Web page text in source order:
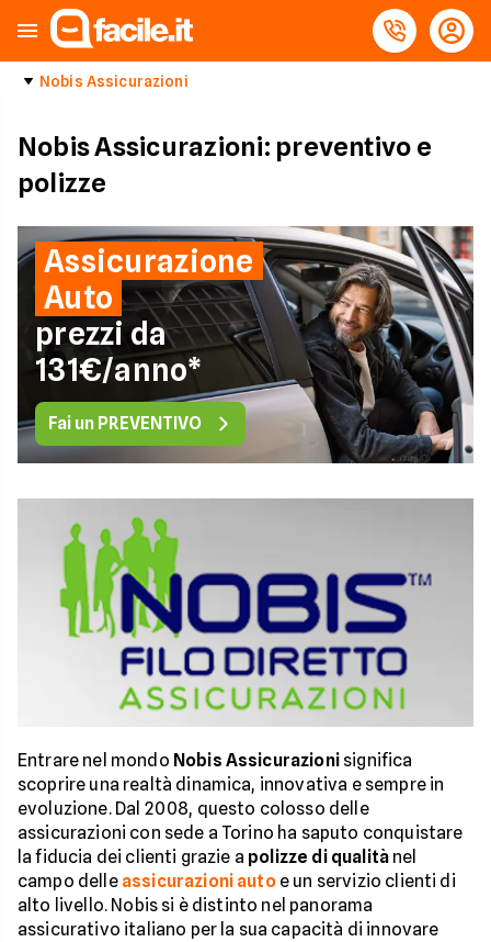
Nobis Assicurazioni
Nobis Assicurazioni: preventivo e
polizze
Assicurazione
Auto
prezzi da
131€/anno*
Fai un PREVENTIVO
Entrare nel mondo Nobis Assicurazionisignifica
scoprire una realtà dinamica, innovativa e sempre in
evoluzione. Dal 2008, questo colosso delle
assicurazioni con sede a Torino ha saputo conquistare
la fiducia dei clienti grazie a polizze di qualità nel
campo delle assicurazioni autoe un servizio clienti di
alto livello. Nobis si è distinto nel panorama
assicurativo italiano per la sua capacità di innovare